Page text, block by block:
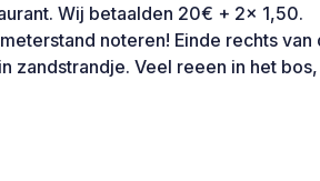
Wij betaalden 20€ + 2x 1,50.
noteren! Einde rechts van
zandstrandje. Veel reeen in het bos,